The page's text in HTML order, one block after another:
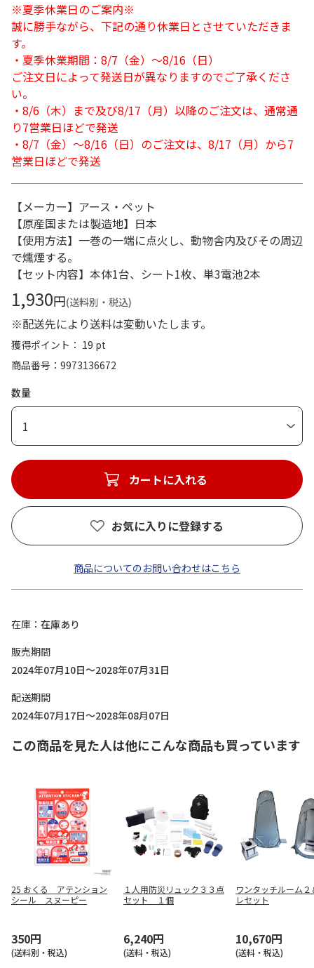
※夏季休業日のご案内※
誠に勝手ながら、下記の通り休業日とさせていただきま
す。
・夏季休業期間：8/7（金）～8/16（日）
ご注文日によって発送日が異なりますのでご了承くださ
い。
・8/6（木）まで及び8/17（月）以降のご注文は、通常通
り7営業日ほどで発送
・8/7（金）～8/16（日）のご注文は、8/17（月）から7
営業日ほどで発送
【メーカー】アース・ペット
【原産国または製造地】日本
【使用方法】一巻の一端に点火し、動物舎内及びその周辺
で燻煙する。
【セット内容】本体1台、シート1枚、単3電池2本
1,930円(送料別・税込)
※配送先により送料は変動いたします。
獲得ポイント： 19 pt
商品番号
9973136672
数量
1
カートに入れる
お気に入りに登録する
商品についてのお問い合わせはこちら
在庫
在庫あり
販売期間
2024年07月10日～2028年07月31日
配送期間
2024年07月17日～2028年08月07日
この商品を見た人は他にこんな商品も買っています
25 おくる アテンション
シール スヌーピー
350円
(送料別・税込)
１人用防災リュック３３点
セット １個
6,240円
(送料・税込)
ワンタッチルーム２
レセット
10,670円
(送料・税込)